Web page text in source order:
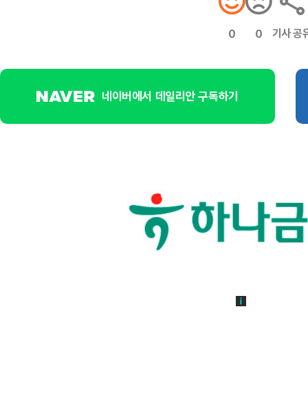
0 0 기사 공
네이버에서 데일리안 구독하기